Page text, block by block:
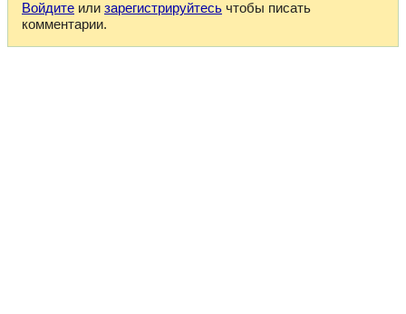
Войдите или зарегистрируйтесь чтобы писать
комментарии.